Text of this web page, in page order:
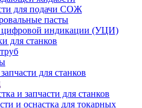
для подачи СОЖ
пасты
цифровой индикации (УЦИ)
для станков
для станков
и запчасти для станков
и оснастка для токарных